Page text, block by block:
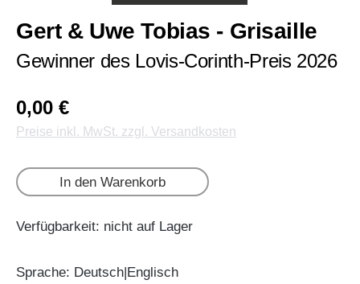
Gert & Uwe Tobias - Grisaille
Gewinner des Lovis-Corinth-Preis 2026
0,00 €
Preise inkl. MwSt. zzgl. Versandkosten
In den Warenkorb
Verfügbarkeit: nicht auf Lager
Sprache: Deutsch|Englisch